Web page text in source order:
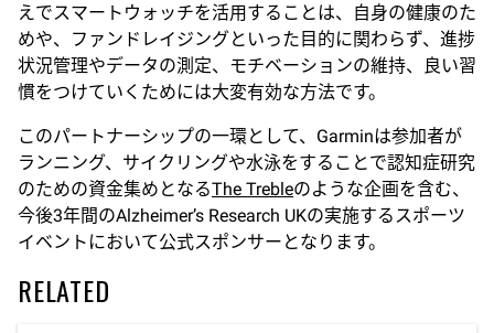
えでスマートウォッチを活用することは、自身の健康のた
めや、ファンドレイジングといった目的に関わらず、進捗
状況管理やデータの測定、モチベーションの維持、良い習
慣をつけていくためには大変有効な方法です。
このパートナーシップの一環として、Garminは参加者が
ランニング、サイクリングや水泳をすることで認知症研究
のための資金集めとなるThe Trebleのような企画を含む、
今後3年間のAlzheimer’s Research UKの実施するスポーツ
イベントにおいて公式スポンサーとなります。
RELATED